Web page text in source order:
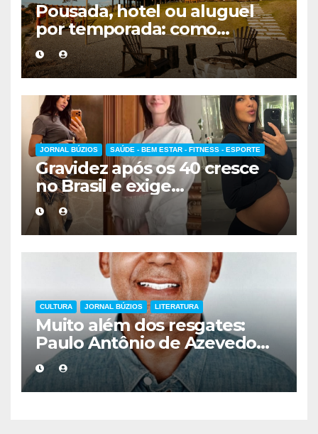
Pousada, hotel ou aluguel
por temporada: como
escolher a melhor
hospedagem
JORNAL BÚZIOS SAÚDE - BEM ESTAR - FITNESS - ESPORTE
Gravidez após os 40 cresce
no Brasil e exige
acompanhamento médico
mais cuidadoso
CULTURA JORNAL BÚZIOS LITERATURA
Muito além dos resgates:
Paulo Antônio de Azevedo
eterniza a coragem, a
humanidade e a missão dos
guarda-vidas na literatura